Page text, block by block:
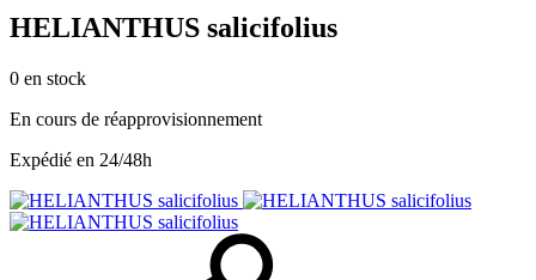
HELIANTHUS salicifolius
0 en stock
En cours de réapprovisionnement
Expédié en 24/48h